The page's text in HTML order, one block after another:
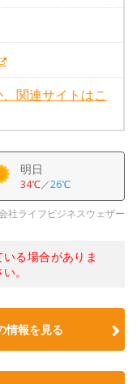
関連サイトはこ
明日
34℃／26℃
社ライフビジネスウェザー
る場合がありま
。
情報を見る